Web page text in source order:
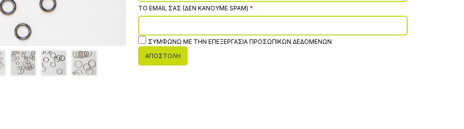
ΤΟ EMAIL ΣΑΣ (ΔΕΝ ΚΆΝΟΥΜΕ SPAM)
ΣΥΜΦΩΝΏ ΜΕ ΤΗΝ ΕΠΕΞΕΡΓΑΣΊΑ ΠΡΟΣΩΠΙΚΏΝ ΔΕΔΟΜΈΝΩΝ
ΑΠΟΣΤΟΛΉ